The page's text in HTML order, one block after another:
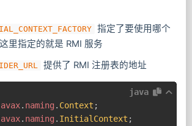
指定了要使用哪个
里指定的就是 RMI 服务
提供了 RMI 注册表的地址
java
. naming . Context ;
. naming . InitialContext ;